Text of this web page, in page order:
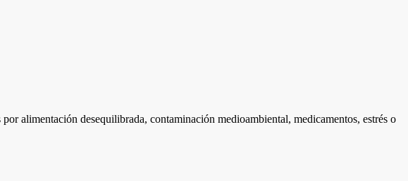
alimentación desequilibrada, contaminación medioambiental, medicamentos, estrés o